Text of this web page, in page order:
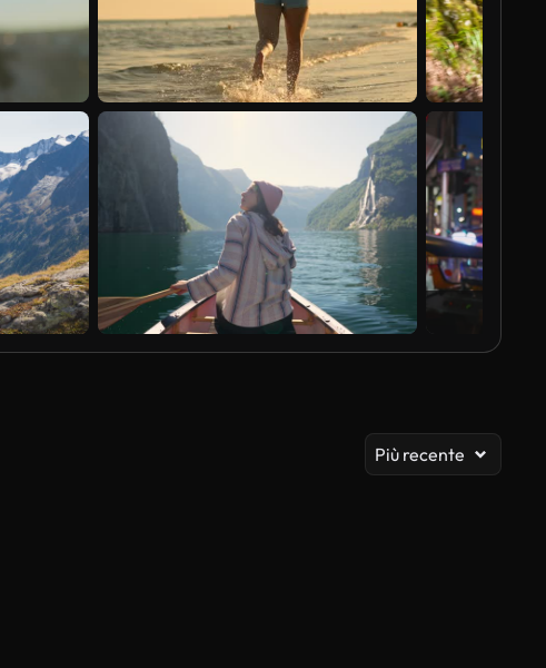
Più recente